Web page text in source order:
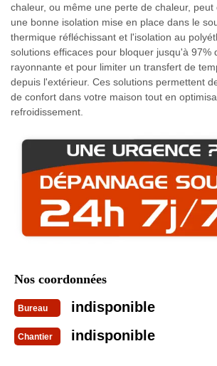
chaleur, ou même une perte de chaleur,
une bonne isolation mise en place dans le
thermique réfléchissant et l'isolation au
solutions efficaces pour bloquer jusqu'à 97%
rayonnante et pour limiter un transfert de
depuis l'extérieur. Ces solutions permettent
de confort dans votre maison tout en
refroidissement.
Nos coordonnées
Bureau indisponible
Chantier indisponible